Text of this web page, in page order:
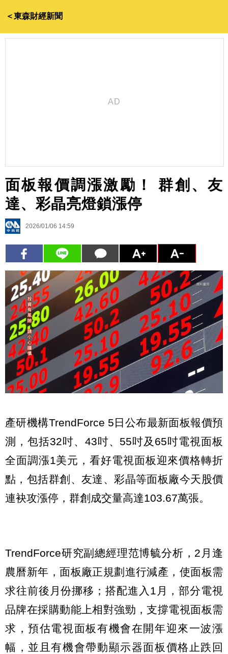
＜東森財經新聞
面板報價調漲激勵！ 群創、友
達、彩晶亮燈鎖漲停
2026/01/06 14:59
產研機構TrendForce 5日公布最新面板報價預
測，包括32吋、43吋、55吋及65吋電視面板
全面調漲1美元，看好電視面板迎來價格轉折
點，包括群創、友達、彩晶等面板廠今天股價
連袂攻漲停，群創成交量高達103.67萬張。
TrendForce研究副總經理范博毓分析，2月逢
農曆新年，面板廠正規劃進行減產，使面板需
求往前後月份挪移；搭配進入1月，部分電視
品牌在採購動能上相對強勁，支撐電視面板需
求，預估電視面板有機會在開年迎來一波漲
幅，並且有機會帶動顯示器面板價格止跌回